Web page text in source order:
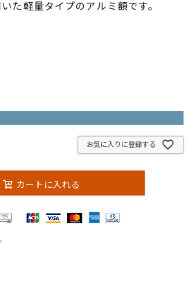
た軽量タイプのアルミ額です。
お気に入りに登録する
カートに入れる